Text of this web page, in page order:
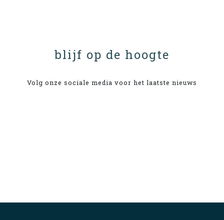
blijf op de hoogte
Volg onze sociale media voor het laatste nieuws